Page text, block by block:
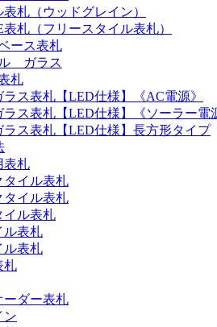
札（ウッドグレイン）
札（フリースタイル表札）
ース表札
ガラス
札
ラス表札【LED仕様】《AC電源》
ラス表札【LED仕様】《ソーラー電
ラス表札【LED仕様】長方形タイプ
表札
タイル表札
タイル表札
イル表札
ル表札
ル表札
札
ダー表札
ン